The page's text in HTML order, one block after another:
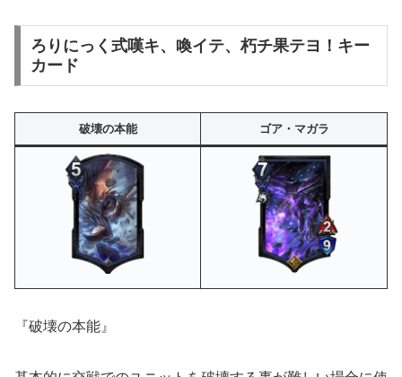
ろりにっく式嘆キ、喚イテ、朽チ果テヨ！キー
カード
破壊の本能 ゴア・マガラ
『破壊の本能』